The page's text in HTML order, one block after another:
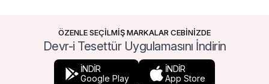
ÖZENLE SEÇİLMİŞ MARKALAR CEBİNİZDE
Devr-i Tesettür Uygulamasını İndirin
İNDİR
Google Play
İNDİR
App Store